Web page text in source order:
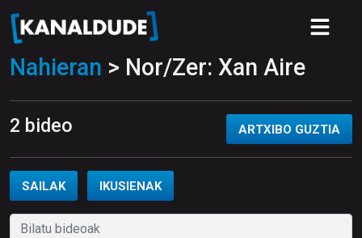
Nahieran > Nor/Zer: Xan Aire
2 bideo ARTXIBO GUZTIA
SAILAK IKUSIENAK